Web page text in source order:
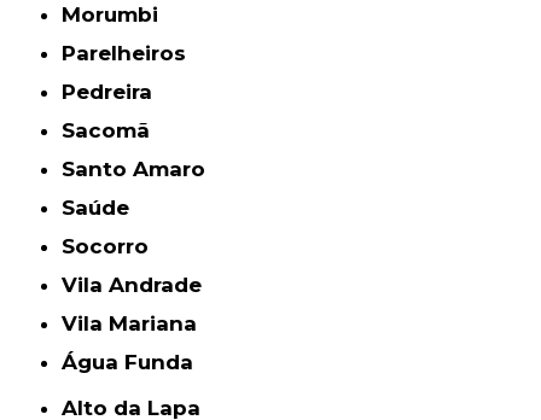
Morumbi
Parelheiros
Pedreira
Sacomã
Santo Amaro
Saúde
Socorro
Vila Andrade
Vila Mariana
Água Funda
Alto da Lapa